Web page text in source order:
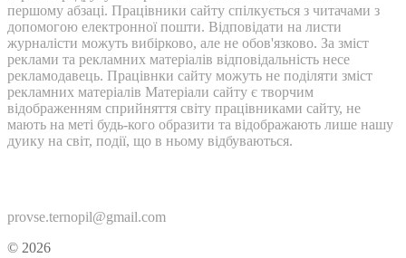
першому абзаці. Працівники сайту спілкується з читачами з
допомогою електронної пошти. Відповідати на листи
журналісти можуть вибірково, але не обов'язково. За зміст
реклами та рекламних матеріалів відповідальність несе
рекламодавець. Працівнки сайту можуть не поділяти зміст
рекламних матеріалів Матеріали сайту є творчим
відображенням сприйняття світу працівниками сайту, не
мають на меті будь-кого образити та відображають лише нашу
дуику на світ, події, що в ньому відбуваються.
provse.ternopil@gmail.com
© 2026